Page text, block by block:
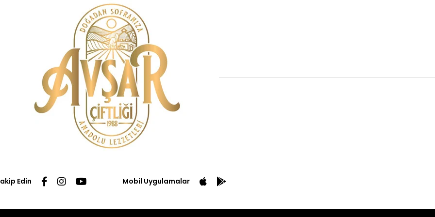
Edin Mobil Uygulamalar